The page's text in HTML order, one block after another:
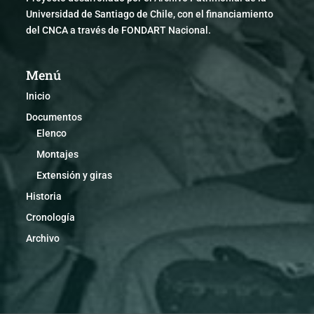
Universidad de Santiago de Chile, con el financiamiento
del CNCA a través de FONDART Nacional.
Menú
Inicio
Documentos
Elenco
Montajes
Extensión y giras
Historia
Cronología
Archivo